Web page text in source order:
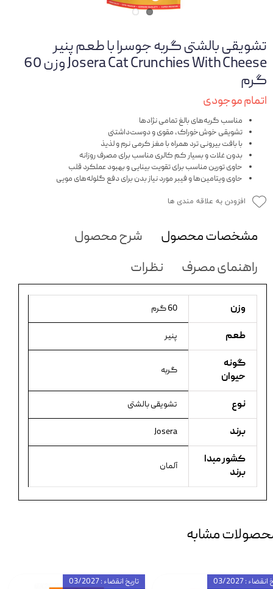
تشویقی بالشتی گربه جوسرا با طعم پنیر
Josera Cat Crunchies With Cheese وزن 60
گرم
اتمام موجودی
مناسب گربه‌های بالغ تمامی نژادها
تشویقی خوش‌خوراک‌، مقوی و دوست‌داشتنی
با بافت بیرونی ترد همراه با مغز کرمی نرم و لذیذ
بدون غلات و بسیار کم کالری مناسب برای مصرف روزانه
حاوی تورین مناسب برای تقویت بینایی و بهبود عملکرد قلب
حاوی ویتامین‌ها و فیبر مورد نیاز بدن برای دفع گلوله‌های مویی
افزودن به علاقه مندی ها
مشخصات محصول
شرح محصول
راهنمای مصرف
نظرات
وزن 60 گرم
طعم پنیر
گونه
حیوان
گربه
نوع تشویقی بالشتی
برند Josera
کشور مبدا
برند
آلمان
مشابه
تاریخ انقضاء : 03/2027 : 03/2027